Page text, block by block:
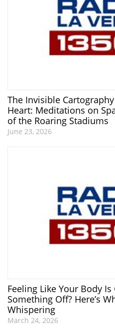
The Invisible
Heart: Meditations on
of the Roaring Stadiums
June 23, 2026
Feeling Like Your Body
Something Off? Here’s
Whispering
March 24, 2026